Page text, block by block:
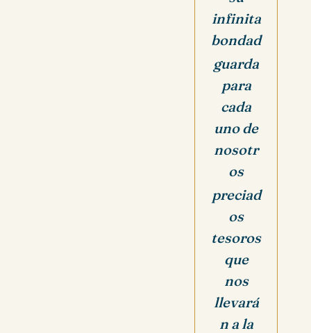
infinita
bondad
guarda
para
cada
uno de
nosotr
os
preciad
os
tesoros
que
nos
llevará
n a la